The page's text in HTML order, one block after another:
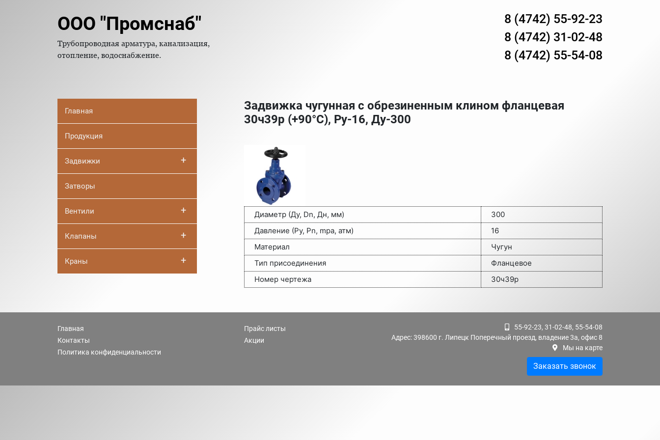
ООО "Промснаб"
Трубопроводная арматура, канализация,
отопление, водоснабжение.
8 (4742) 55-92-23
8 (4742) 31-02-48
8 (4742) 55-54-08
Главная
Продукция
Задвижки +
Затворы
Вентили +
Клапаны +
Краны +
Задвижка чугунная с обрезиненным клином фланцевая
30ч39р (+90°С), Ру-16, Ду-300
Диаметр (Ду, Dn, Дн, мм)
300
Давление (Ру, Pn, mpa, атм)
16
Материал
Чугун
Тип присоединения
Фланцевое
Номер чертежа
30ч39р
Главная
Контакты
Политика конфиденциальности
Прайс листы
Акции
55-92-23, 31-02-48, 55-54-08
Адрес: 398600 г. Липецк Поперечный проезд, владение 3а, офис 8
Мы на карте
Заказать звонок